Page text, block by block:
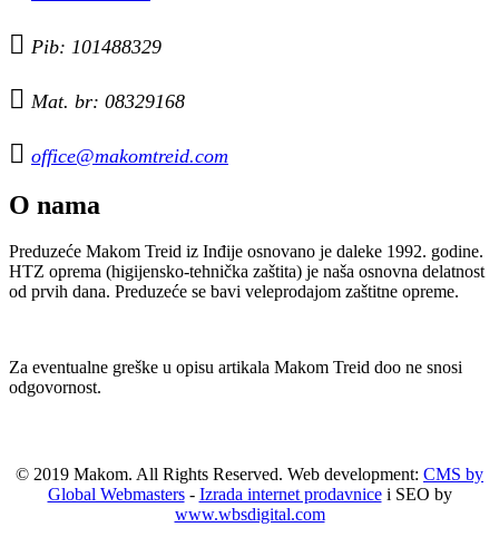
 Pib: 101488329
 Mat. br: 08329168
 office@makomtreid.com
O nama
Preduzeće Makom Treid iz Inđije osnovano je daleke 1992. godine.
HTZ oprema (higijensko-tehnička zaštita) je naša osnovna delatnost
od prvih dana. Preduzeće se bavi veleprodajom zaštitne opreme.
Za eventualne greške u opisu artikala Makom Treid doo ne snosi
odgovornost.
© 2019 Makom. All Rights Reserved. Web development: CMS by
Global Webmasters- Izrada internet prodavnicei SEO by
www.wbsdigital.com